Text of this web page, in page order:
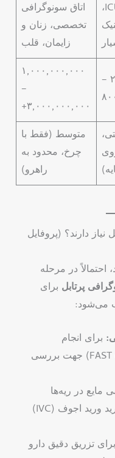
اورژانس، ICU،
اتاق سونوگرافی
تخصصی، زنان و
زایمان، قلب
۲۰۰,۰۰۰,۰۰۰ –
۱,۰۰۰,۰۰۰,۰۰۰
–
۳,۰۰۰,۰۰۰,۰۰۰+
متوسط (فقط با
چرخ، محدود به
راهرو)
دارند؟ (پروفایل
احتمالاً در مرحله
پرتابل برای
می‌شود:
برای انجام
سونوگرافی سریع تروما (مثل FAST exam) جهت بررسی
مایع در ریه‌ها
(Pleural Effusion) یا اندازه‌گیری ورید ورید اجوف (IVC)
برای تزریق دقیق دارو